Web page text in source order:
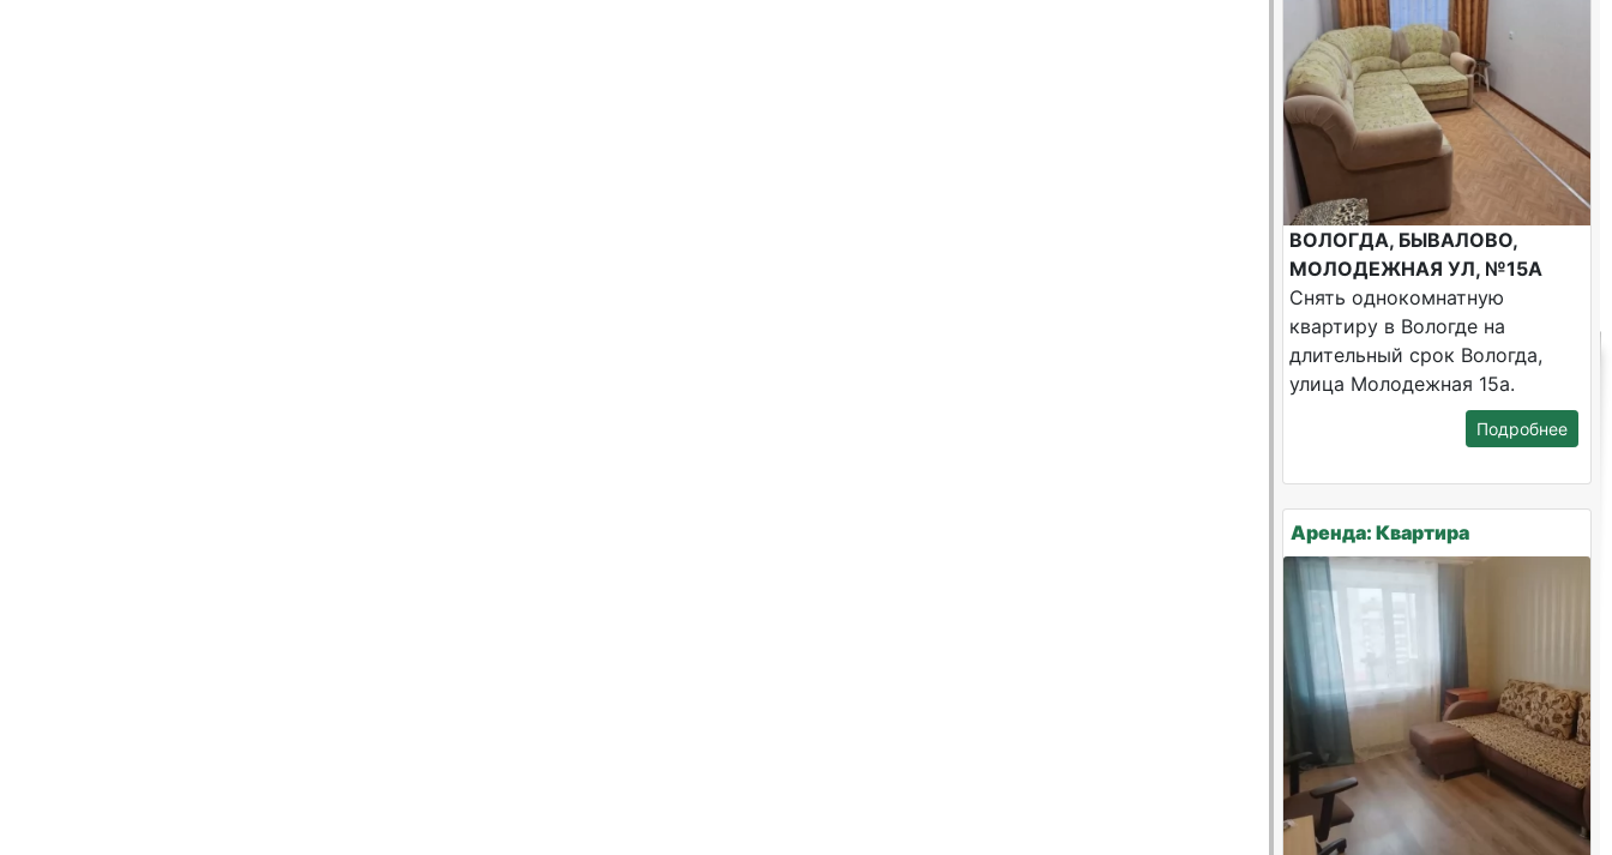
ВОЛОГДА, БЫВАЛОВО,
МОЛОДЕЖНАЯ УЛ, №15А
Снять однокомнатную
квартиру в Вологде на
длительный срок Вологда,
улица Молодежная 15а.
Подробнее
Аренда: Квартира